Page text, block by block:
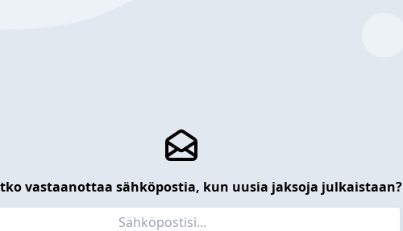
vastaanottaa sähköpostia, kun uusia jaksoja julkaistaan?